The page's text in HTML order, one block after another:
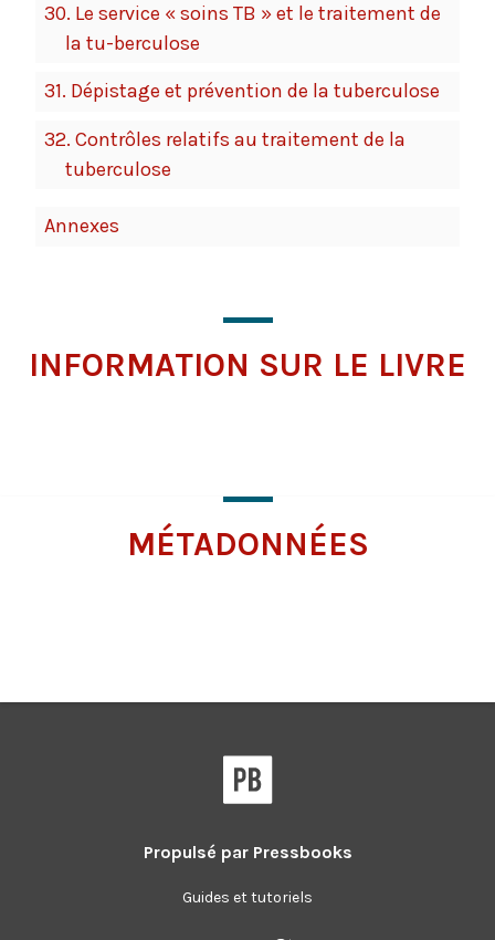
30. Le service « soins TB » et le traitement de
la tu-berculose
31. Dépistage et prévention de la tuberculose
32. Contrôles relatifs au traitement de la
tuberculose
Annexes
INFORMATION SUR LE LIVRE
plus
d’information
MÉTADONNÉES
d’information
Propulsé par Pressbooks
Guides et tutoriels